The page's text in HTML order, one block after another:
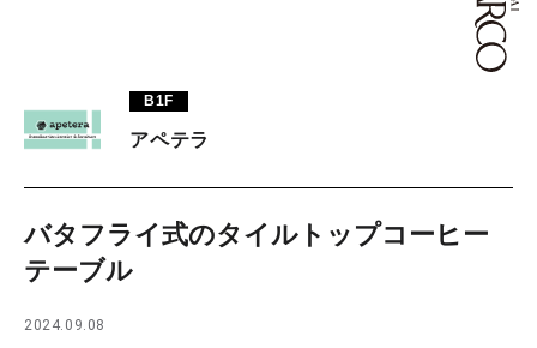
TAX FREE
JP
日本語
B1F
アペテラ
バタフライ式のタイルトップコーヒー
テーブル
2024.09.08